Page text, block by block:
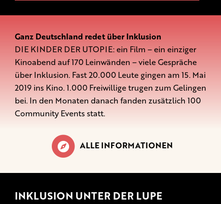
Ganz Deutschland redet über Inklusion
DIE KINDER DER UTOPIE: ein Film – ein einziger
Kinoabend auf 170 Leinwänden – viele Gespräche
über Inklusion. Fast 20.000 Leute gingen am 15. Mai
2019 ins Kino. 1.000 Freiwillige trugen zum Gelingen
bei. In den Monaten danach fanden zusätzlich 100
Community Events statt.
ALLE INFORMATIONEN
INKLUSION UNTER DER LUPE